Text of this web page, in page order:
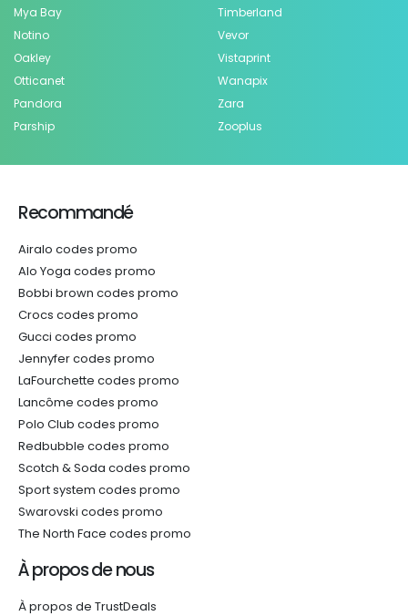
Mya Bay
Notino
Oakley
Otticanet
Pandora
Parship
Timberland
Vevor
Vistaprint
Wanapix
Zara
Zooplus
Recommandé
Airalo codes promo
Alo Yoga codes promo
Bobbi brown codes promo
Crocs codes promo
Gucci codes promo
Jennyfer codes promo
LaFourchette codes promo
Lancôme codes promo
Polo Club codes promo
Redbubble codes promo
Scotch & Soda codes promo
Sport system codes promo
Swarovski codes promo
The North Face codes promo
À propos de nous
À propos de TrustDeals